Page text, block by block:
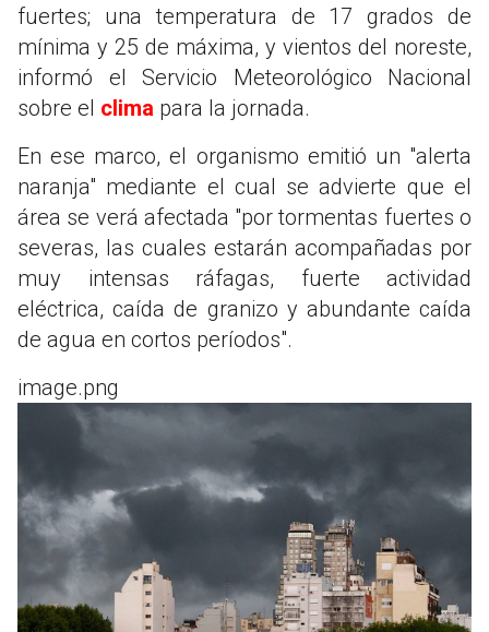
fuertes; una temperatura de 17 grados de
mínima y 25 de máxima, y vientos del noreste,
informó el Servicio Meteorológico Nacional
sobre el clima para la jornada.
En ese marco, el organismo emitió un "alerta
naranja" mediante el cual se advierte que el
área se verá afectada "por tormentas fuertes o
severas, las cuales estarán acompañadas por
muy intensas ráfagas, fuerte actividad
eléctrica, caída de granizo y abundante caída
de agua en cortos períodos".
image.png